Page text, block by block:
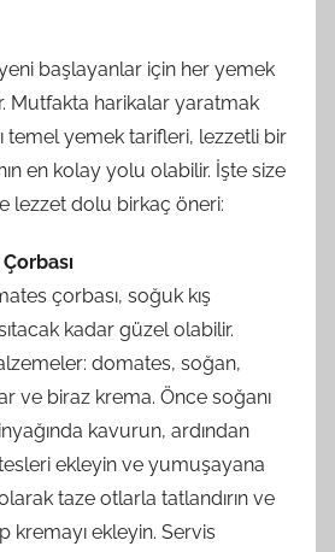
başlayanlar için her yemek
Mutfakta harikalar yaratmak
temel yemek tarifleri, lezzetli bir
en kolay yolu olabilir. İşte size
lezzet dolu birkaç öneri:
çorbası, soğuk kış
kadar güzel olabilir.
domates, soğan,
ve biraz krema. Önce soğanı
kavurun, ardından
ekleyin ve yumuşayana
taze otlarla tatlandırın ve
kremayı ekleyin. Servis